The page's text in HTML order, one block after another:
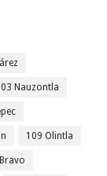
Nauzontla
109 Olintla